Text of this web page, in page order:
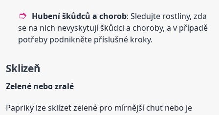
Hubení škůdců a chorob: Sledujte rostliny, zda
se na nich nevyskytují škůdci a choroby, a v případě
potřeby podnikněte příslušné kroky.
Sklizeň
Zelené nebo zralé
Papriky lze sklízet zelené pro mírnější chuť nebo je